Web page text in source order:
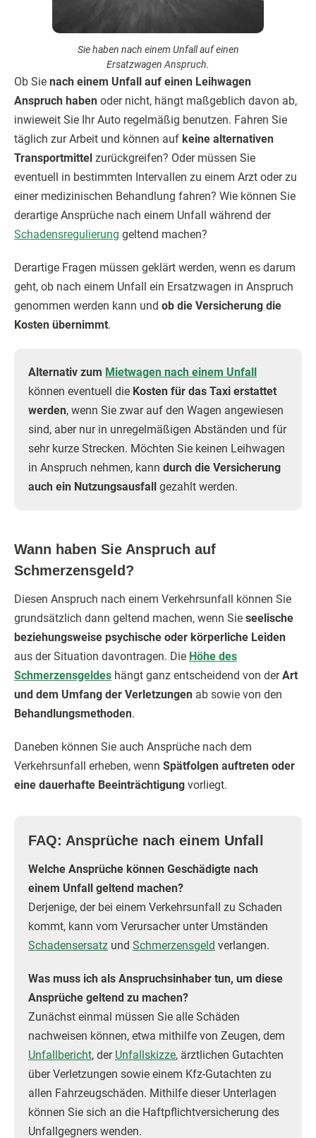
Sie haben nach einem Unfall auf einen
Ersatzwagen Anspruch.
Ob Sie nach einem Unfall auf einen Leihwagen
Anspruch haben oder nicht, hängt maßgeblich davon ab,
inwieweit Sie Ihr Auto regelmäßig benutzen. Fahren Sie
täglich zur Arbeit und können auf keine alternativen
Transportmittel zurückgreifen? Oder müssen Sie
eventuell in bestimmten Intervallen zu einem Arzt oder zu
einer medizinischen Behandlung fahren? Wie können Sie
derartige Ansprüche nach einem Unfall während der
Schadensregulierung geltend machen?
Derartige Fragen müssen geklärt werden, wenn es darum
geht, ob nach einem Unfall ein Ersatzwagen in Anspruch
genommen werden kann und ob die Versicherung die
Kosten übernimmt.
Alternativ zum Mietwagen nach einem Unfall
können eventuell die Kosten für das Taxi erstattet
werden, wenn Sie zwar auf den Wagen angewiesen
sind, aber nur in unregelmäßigen Abständen und für
sehr kurze Strecken. Möchten Sie keinen Leihwagen
in Anspruch nehmen, kann durch die Versicherung
auch ein Nutzungsausfall
gezahlt werden.
Wann haben Sie Anspruch auf
Schmerzensgeld?
Diesen Anspruch nach einem Verkehrsunfall können Sie
grundsätzlich dann geltend machen, wenn Sie seelische
beziehungsweise psychische oder körperliche Leiden
aus der Situation davontragen. Die Höhe des
Schmerzensgeldes hängt ganz entscheidend von derArt
und dem Umfang der Verletzungen ab sowie von den
Behandlungsmethoden.
Daneben können Sie auch Ansprüche nach dem
Verkehrsunfall erheben, wenn Spätfolgen auftreten oder
eine dauerhafte Beeinträchtigung vorliegt.
FAQ: Ansprüche nach einem Unfall
Welche Ansprüche können Geschädigte nach
einem Unfall geltend machen?
Derjenige, der bei einem Verkehrsunfall zu Schaden
kommt, kann vom Verursacher unter Umständen
Schadensersatz und Schmerzensgeld verlangen.
Was muss ich als Anspruchsinhaber tun, um diese
Ansprüche geltend zu machen?
Zunächst einmal müssen Sie alle Schäden
nachweisen können, etwa mithilfe von Zeugen, dem
Unfallbericht, der Unfallskizze, ärztlichen Gutachten
über Verletzungen sowie einem Kfz-Gutachten zu
allen Fahrzeugschäden. Mithilfe dieser Unterlagen
können Sie sich an die Haftpflichtversicherung des
Unfallgegners wenden.